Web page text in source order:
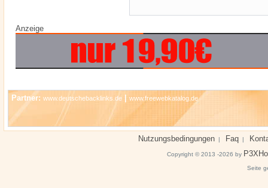
Anzeige
Partner: www.deutschebacklinks.de www.freewebkatalog.de
Nutzungsbedingungen | Faq |
Copyright © 2013 -2026 by
Seite